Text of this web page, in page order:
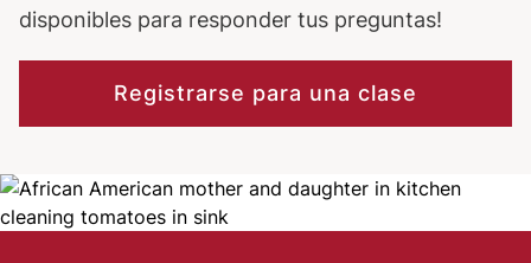
disponibles para responder tus preguntas!
Registrarse para una clase
Image